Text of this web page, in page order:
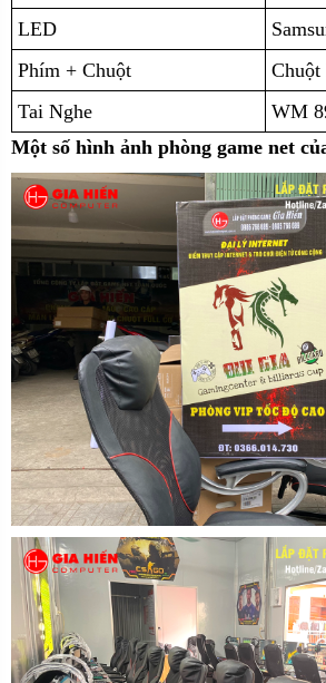
LED
Phím + Chuột
Tai Nghe
WM
Một số hình ảnh phòng game net